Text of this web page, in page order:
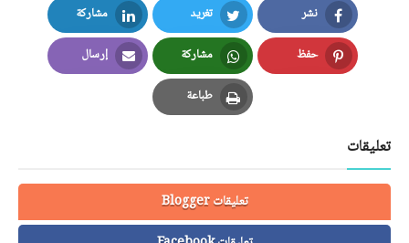
نشر
Facebook
تغريد
Twitter
مشاركة
LinkedIn
حفظ
Pinterest
مشاركة
Whatsapp
إرسال
Email
طباعة
Print
تعليقات
تعليقات Blogger